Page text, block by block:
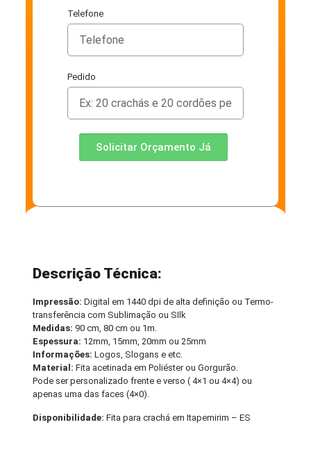
Telefone
Pedido
Solicitar Orçamento Já
Descrição Técnica:
Impressão: Digital em 1440 dpi de alta definição ou Termo-
transferência com Sublimação ou SIlk
Medidas: 90 cm, 80 cm ou 1m.
Espessura: 12mm, 15mm, 20mm ou 25mm
Informações:Logos, Slogans e etc.
Material: Fita acetinada em Poliéster ou Gorgurão.
Pode ser personalizado frente e verso ( 4×1 ou 4×4) ou
apenas uma das faces (4×0).
Disponibilidade:Fita para crachá em Itapemirim – ES